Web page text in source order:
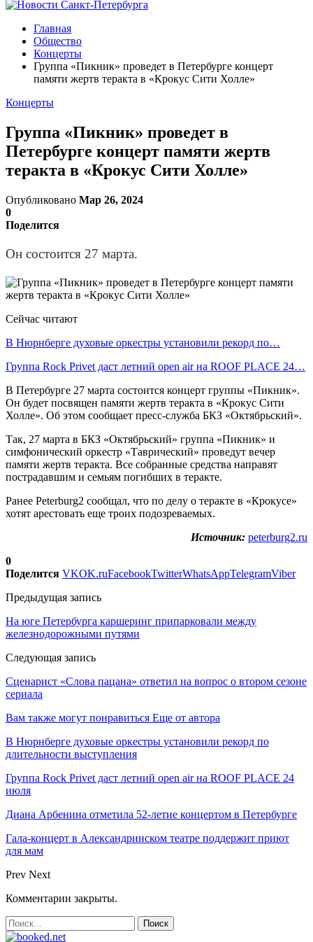
Главная
Общество
Концерты
Группа «Пикник» проведет в Петербурге концерт
памяти жертв теракта в «Крокус Сити Холле»
Концерты
Группа «Пикник» проведет в
Петербурге концерт памяти жертв
теракта в «Крокус Сити Холле»
Опубликовано Мар 26, 2024
0
Поделится
Он состоится 27 марта.
Сейчас читают
В Нюрнберге духовые оркестры установили рекорд по…
Группа Rock Privet даст летний open air на ROOF PLACE 24…
В Петербурге 27 марта состоится концерт группы «Пикник».
Он будет посвящен памяти жертв теракта в «Крокус Сити
Холле». Об этом сообщает пресс-служба БКЗ «Октябрьский».
Так, 27 марта в БКЗ «Октябрьский» группа «Пикник» и
симфонический оркестр «Таврический» проведут вечер
памяти жертв теракта. Все собранные средства направят
пострадавшим и семьям погибших в теракте.
Ранее Peterburg2 сообщал, что по делу о теракте в «Крокусе»
хотят арестовать еще троих подозреваемых.
Источник: peterburg2.ru
0
Поделится VKOK.ruFacebookTwitterWhatsAppTelegramViber
Предыдущая запись
На юге Петербурга каршеринг припарковали между
железнодорожными путями
Следующая запись
Сценарист «Слова пацана» ответил на вопрос о втором сезоне
сериала
Вам также могут понравиться Еще от автора
В Нюрнберге духовые оркестры установили рекорд по
длительности выступления
Группа Rock Privet даст летний open air на ROOF PLACE 24
июля
Диана Арбенина отметила 52-летие концертом в Петербурге
Гала-концерт в Александринском театре поддержит приют
для мам
Prev Next
Комментарии закрыты.